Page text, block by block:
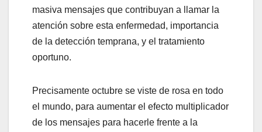
masiva mensajes que contribuyan a llamar la
atención sobre esta enfermedad, importancia
de la detección temprana, y el tratamiento
oportuno.
Precisamente octubre se viste de rosa en todo
el mundo, para aumentar el efecto multiplicador
de los mensajes para hacerle frente a la